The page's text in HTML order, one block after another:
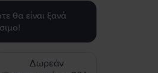
θα είναι ξανά
Δωρεάν